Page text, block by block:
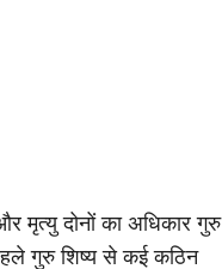
मृत्यु दोनों का अधिकार गुरु
गुरु शिष्य से कई कठिन